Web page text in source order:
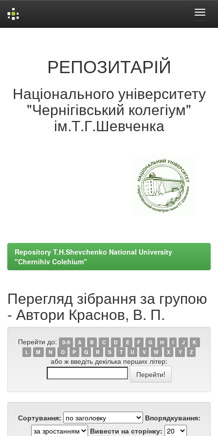
РЕПОЗИТАРІЙ
Національного університету
"Чернігівський колегіум"
ім.Т.Г.Шевченка
Repository T.H.Shevchenko National University
"Chernihiv Colehium"
Перегляд зібрання за групою
- Автори Краснов, В. П.
Перейти до: 0-9 A B C D E F G H I J
K
L
M N O P Q R S T U V W X Y Z
або ж введіть декілька перших літер:
Сортування:
Впорядкування:
Вивести на сторінку: